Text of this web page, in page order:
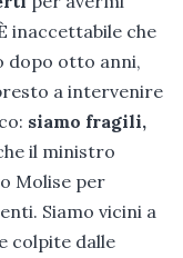
inaccettabile che
dopo otto anni,
a intervenire
siamo fragili,
il ministro
Molise per
Siamo vicini a
colpite dalle